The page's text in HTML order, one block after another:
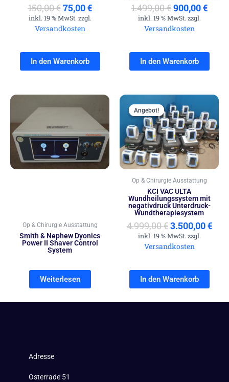
150,00€75,00€
inkl. 19 % MwSt. zzgl.
Versandkosten
In den Warenkorb
1.499,00€900,00€
inkl. 19 % MwSt. zzgl.
Versandkosten
In den Warenkorb
Op & Chirurgie Ausstattung
Smith & Nephew Dyonics
Power II Shaver Control
System
Weiterlesen
Angebot!
Angebot!
Op & Chirurgie Ausstattung
KCI VAC ULTA
Wundheilungssystem mit
negativdruck Unterdruck-
Wundtherapiesystem
4.999,00€
Preis
war:
4.999,00 €
3.500,00€
ist:
inkl. 19 % MwSt. zzgl.
Versandkosten
In den Warenkorb
Adresse
Osterrade 51